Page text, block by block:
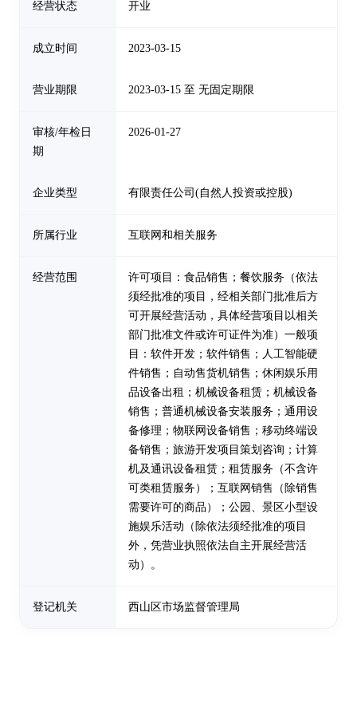
经营状态 开业
成立时间 2023-03-15
营业期限 2023-03-15 至 无固定期限
审核/年检日
期
2026-01-27
企业类型 有限责任公司(自然人投资或控股)
所属行业 互联网和相关服务
经营范围
许可项目：食品销售；餐饮服务（依法
须经批准的项目，经相关部门批准后方
可开展经营活动，具体经营项目以相关
部门批准文件或许可证件为准）一般项
目：软件开发；软件销售；人工智能硬
件销售；自动售货机销售；休闲娱乐用
品设备出租；机械设备租赁；机械设备
销售；普通机械设备安装服务；通用设
备修理；物联网设备销售；移动终端设
备销售；旅游开发项目策划咨询；计算
机及通讯设备租赁；租赁服务（不含许
可类租赁服务）；互联网销售（除销售
需要许可的商品）；公园、景区小型设
施娱乐活动（除依法须经批准的项目
外，凭营业执照依法自主开展经营活
动）。
登记机关 西山区市场监督管理局